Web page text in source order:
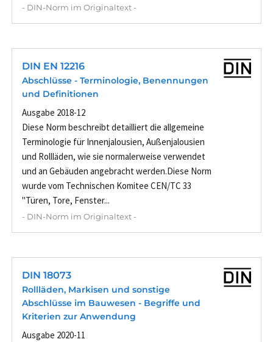
- DIN-Norm im Originaltext -
DIN EN 12216
Abschlüsse - Terminologie, Benennungen
und Definitionen
Ausgabe 2018-12
Diese Norm beschreibt detailliert die allgemeine
Terminologie für Innenjalousien, Außenjalousien
und Rollläden, wie sie normalerweise verwendet
und an Gebäuden angebracht werden.Diese Norm
wurde vom Technischen Komitee CEN/TC 33
"Türen, Tore, Fenster...
- DIN-Norm im Originaltext -
DIN 18073
Rollläden, Markisen und sonstige
Abschlüsse im Bauwesen - Begriffe und
Kriterien zur Anwendung
Ausgabe 2020-11